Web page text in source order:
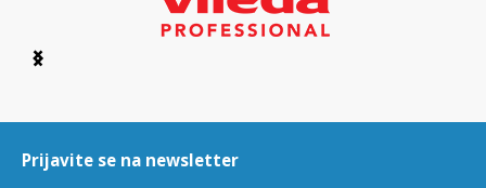
Item
6
Prijavite se na newsletter